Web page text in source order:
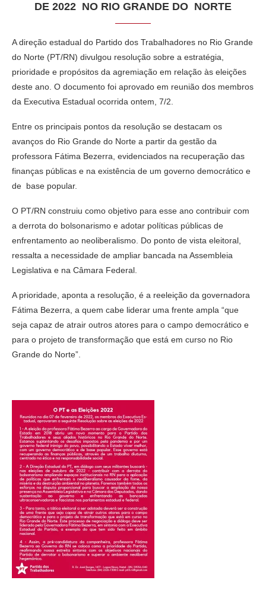
DE 2022 NO RIO GRANDE DO NORTE
A direção estadual do Partido dos Trabalhadores no Rio Grande
do Norte (PT/RN) divulgou resolução sobre a estratégia,
prioridade e propósitos da agremiação em relação às eleições
deste ano. O documento foi aprovado em reunião dos membros
da Executiva Estadual ocorrida ontem, 7/2.
Entre os principais pontos da resolução se destacam os
avanços do Rio Grande do Norte a partir da gestão da
professora Fátima Bezerra, evidenciados na recuperação das
finanças públicas e na existência de um governo democrático e
de base popular.
O PT/RN construiu como objetivo para esse ano contribuir com
a derrota do bolsonarismo e adotar políticas públicas de
enfrentamento ao neoliberalismo. Do ponto de vista eleitoral,
ressalta a necessidade de ampliar bancada na Assembleia
Legislativa e na Câmara Federal.
A prioridade, aponta a resolução, é a reeleição da governadora
Fátima Bezerra, a quem cabe liderar uma frente ampla “que
seja capaz de atrair outros atores para o campo democrático e
para o projeto de transformação que está em curso no Rio
Grande do Norte”.